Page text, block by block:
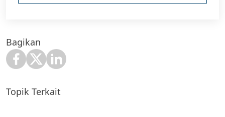
Bagikan
Topik Terkait